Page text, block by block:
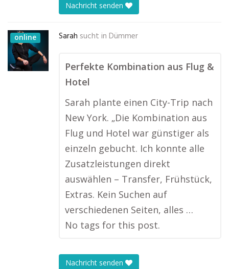
Nachricht senden
online Sarah sucht in Dümmer
Perfekte Kombination aus Flug &
Hotel
Sarah plante einen City-Trip nach
New York. „Die Kombination aus
Flug und Hotel war günstiger als
einzeln gebucht. Ich konnte alle
Zusatzleistungen direkt
auswählen – Transfer, Frühstück,
Extras. Kein Suchen auf
verschiedenen Seiten, alles …
No tags for this post.
Nachricht senden